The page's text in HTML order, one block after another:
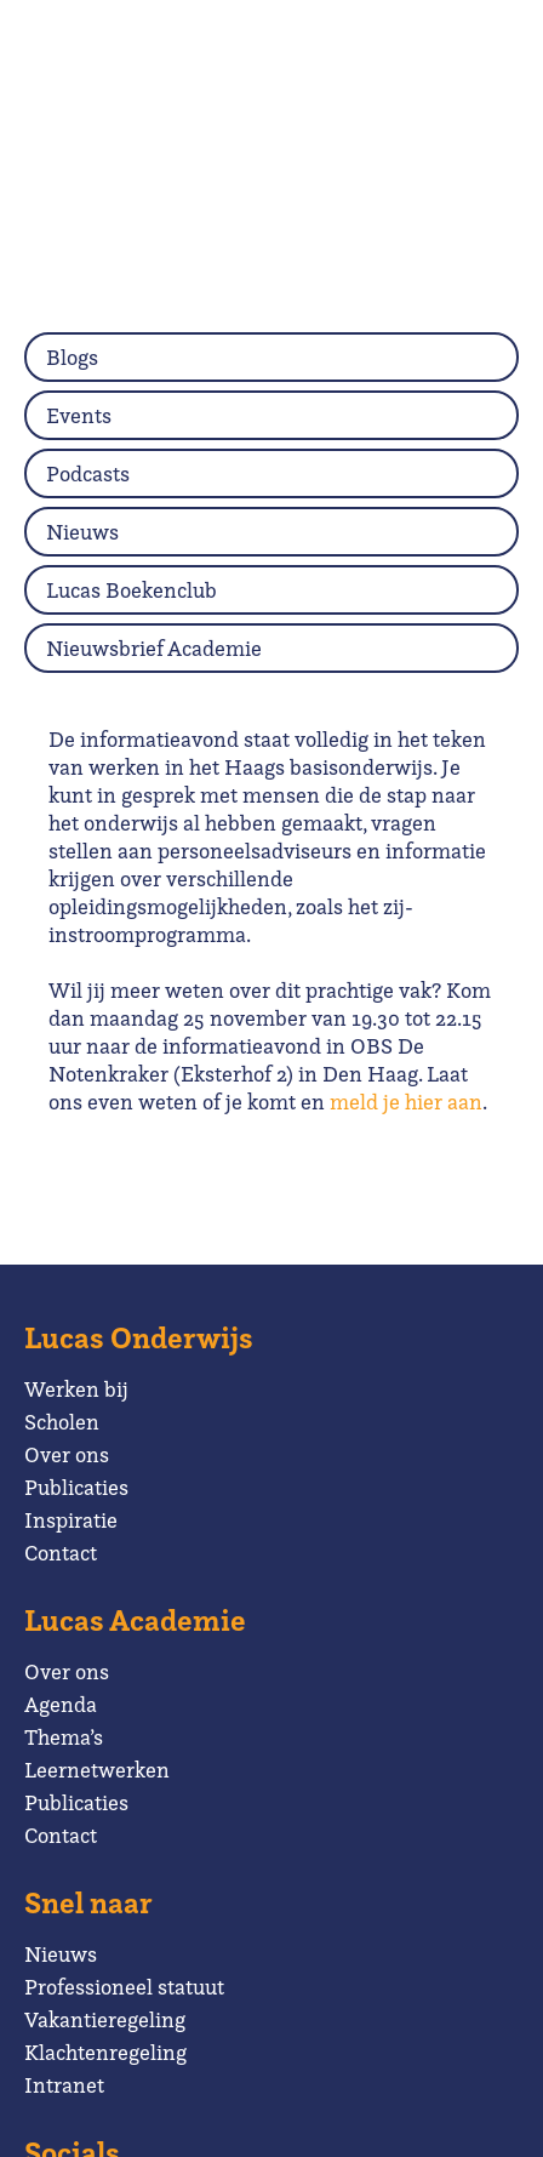
De informatieavond staat volledig in het teken
van werken in het Haags basisonderwijs. Je
kunt in gesprek met mensen die de stap naar
het onderwijs al hebben gemaakt, vragen
stellen aan personeels­adviseurs en informatie
krijgen over verschillende
opleidingsmogelijkheden, zoals het zij-
instroomprogramma.
Wil jij meer weten over dit prachtige vak? Kom
dan maandag 25 november van 19.30 tot 22.15
uur naar de informatieavond in OBS De
Notenkraker (Eksterhof 2) in Den Haag. Laat
ons even weten of je komt en meld je hier aan.
Blogs
Events
Podcasts
Nieuws
Lucas Boekenclub
Nieuwsbrief Academie
Lucas Onderwijs
Werken bij
Scholen
Over ons
Publicaties
Inspiratie
Contact
Lucas Academie
Over ons
Agenda
Thema’s
Leernetwerken
Publicaties
Contact
Snel naar
Nieuws
Professioneel statuut
Vakantieregeling
Klachtenregeling
Intranet